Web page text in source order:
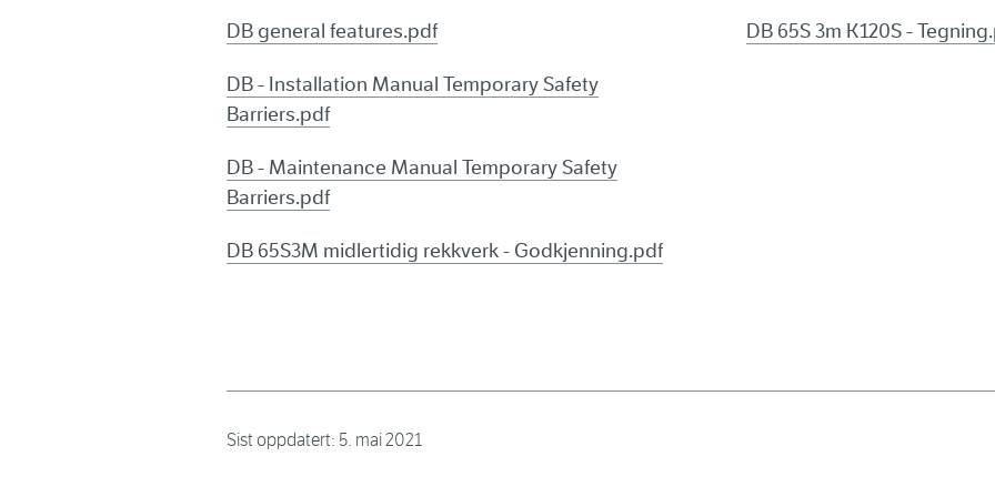
DB general features.pdf
DB - Installation Manual Temporary Safety
Barriers.pdf
DB - Maintenance Manual Temporary Safety
Barriers.pdf
DB 65S3M midlertidig rekkverk - Godkjenning.pdf
DB 65S 3m K120S -
Sist oppdatert: 5. mai 2021